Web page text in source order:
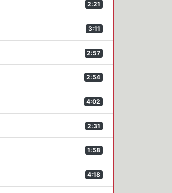
2:21
3:11
2:57
2:54
4:02
2:31
1:58
4:18